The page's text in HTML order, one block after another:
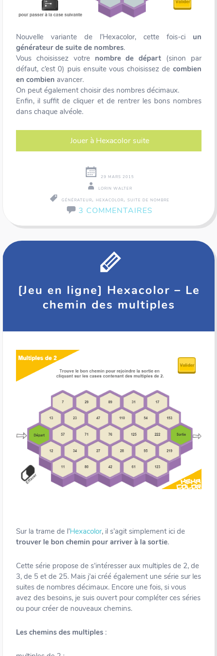
Nouvelle variante de l’Hexacolor, cette fois-ci un
générateur de suite de nombres.
Vous choisissez votre nombre de départ (sinon par
défaut, c’est 0) puis ensuite vous choisissez de combien
en combien avancer.
On peut également choisir des nombres décimaux.
Enfin, il suffit de cliquer et de rentrer les bons nombres
dans chaque alvéole.
Jouer à Hexacolor suite
29 MARS 2015
LORIN WALTER
GÉNÉRATEUR, HEXACOLOR, SUITE DE NOMBRE
3 COMMENTAIRES
[Jeu en ligne] Hexacolor – Le
chemin des multiples
Sur la trame de l’Hexacolor, il s’agit simplement ici de
trouver le bon chemin pour arriver à la sortie.
Cette série propose de s’intéresser aux multiples de 2, de
3, de 5 et de 25. Mais j’ai créé également une série sur les
suites de nombres décimaux. Encore une fois, si vous
avez des besoins, je suis ouvert pour compléter ces séries
ou pour créer de nouveaux chemins.
Les chemins des multiples :